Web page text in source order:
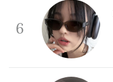
6